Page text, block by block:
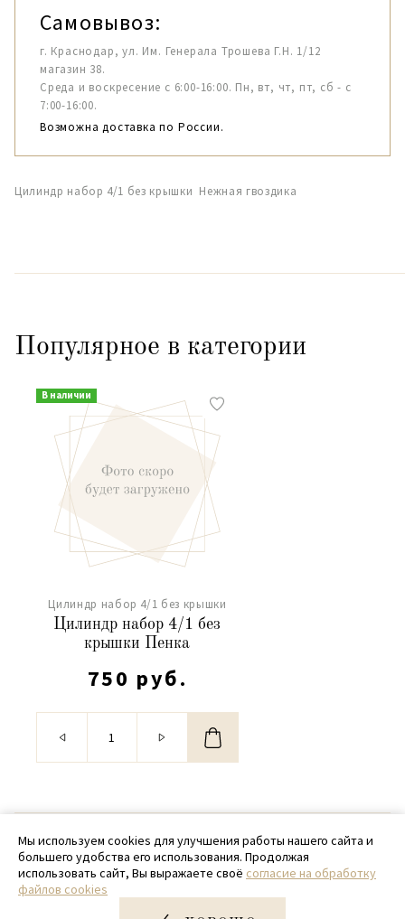
Самовывоз:
г. Краснодар, ул. Им. Генерала Трошева Г.Н. 1/12
магазин 38.
Среда и воскресение с 6:00-16:00. Пн, вт, чт, пт, сб - с
7:00-16:00.
Возможна доставка по России.
Цилиндр набор 4/1 без крышки Нежная гвоздика
Популярное в категории
В наличии
Цилиндр набор 4/1 без крышки
Цилиндр набор 4/1 без
крышки Пенка
750 руб.
© 2020 - 2026 SamPack
+ 7 (918) 699-97-87
zakaz@sampack.store
Мы используем cookies для улучшения работы нашего сайта и
большего удобства его использования. Продолжая
использовать сайт, Вы выражаете своё согласие на обработку
файлов cookies